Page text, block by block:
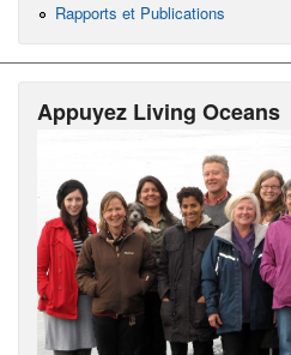
Rapports et Publications
Appuyez Living Oceans